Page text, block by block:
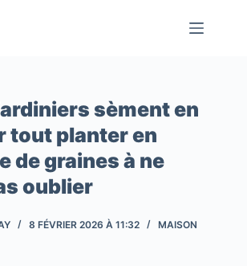
sèment en
tout planter en
de graines à ne
oublier
8 FÉVRIER 2026 À 11:32 MAISON